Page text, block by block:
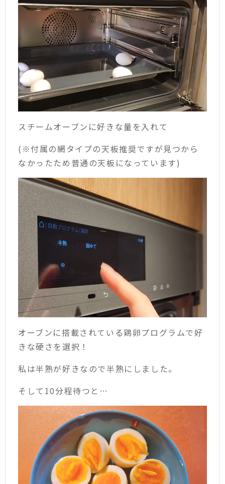
スチームオーブンに好きな量を入れて
(※付属の網タイプの天板推奨ですが見つから
なかったため普通の天板になっています)
オーブンに搭載されている鶏卵プログラムで好
きな硬さを選択！
私は半熟が好きなので半熟にしました。
そして10分程待つと…